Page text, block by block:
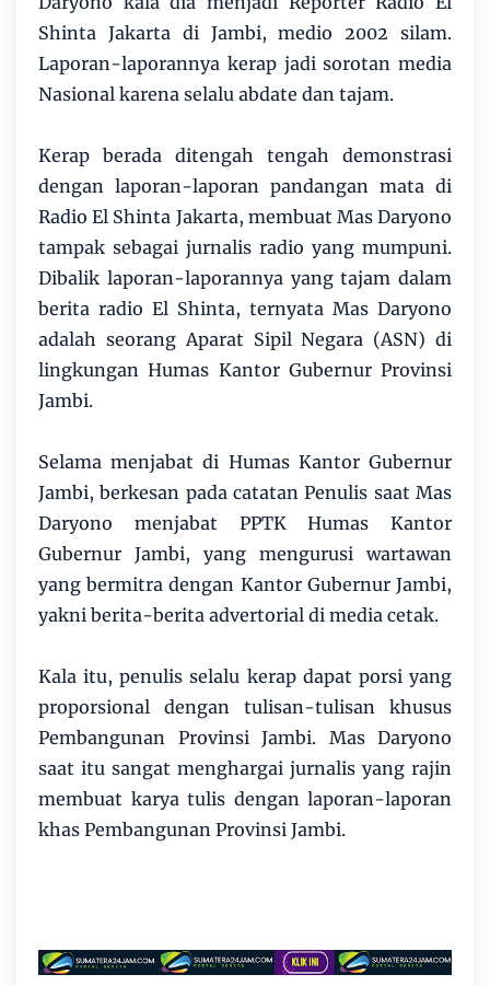
Shinta Jakarta di Jambi, medio 2002 silam.
Laporan-laporannya kerap jadi sorotan media
Nasional karena selalu abdate dan tajam.
Kerap berada ditengah tengah demonstrasi
dengan laporan-laporan pandangan mata di
Radio El Shinta Jakarta, membuat Mas Daryono
tampak sebagai jurnalis radio yang mumpuni.
Dibalik laporan-laporannya yang tajam dalam
berita radio El Shinta, ternyata Mas Daryono
adalah seorang Aparat Sipil Negara (ASN) di
lingkungan Humas Kantor Gubernur Provinsi
Jambi.
Selama menjabat di Humas Kantor Gubernur
Jambi, berkesan pada catatan Penulis saat Mas
Daryono menjabat PPTK Humas Kantor
Gubernur Jambi, yang mengurusi wartawan
yang bermitra dengan Kantor Gubernur Jambi,
yakni berita-berita advertorial di media cetak.
Kala itu, penulis selalu kerap dapat porsi yang
proporsional dengan tulisan-tulisan khusus
Pembangunan Provinsi Jambi. Mas Daryono
saat itu sangat menghargai jurnalis yang rajin
membuat karya tulis dengan laporan-laporan
khas Pembangunan Provinsi Jambi.